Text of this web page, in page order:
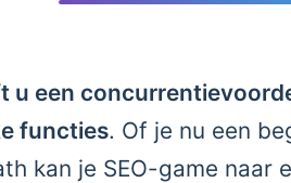
u een
functies. Of je nu een
kan je SEO-game naar